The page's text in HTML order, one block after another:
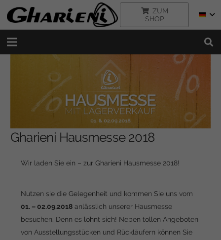
ZUM
SHOP
Gharieni Hausmesse 2018
Wir laden Sie ein – zur Gharieni Hausmesse 2018!
Nutzen sie die Gelegenheit und kommen Sie uns vom
01. – 02.09.2018 anlässlich unserer Hausmesse
besuchen. Denn es lohnt sich! Neben tollen Angeboten
von Ausstellungsstücken und Rückläufern können Sie